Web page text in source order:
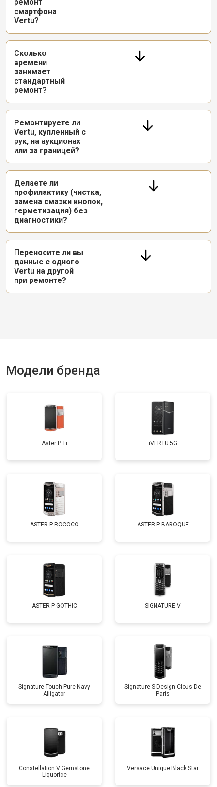
ремонт
смартфона
Vertu?
Сколько
времени
занимает
стандартный
ремонт?
Ремонтируете ли
Vertu, купленный с
рук, на аукционах
или за границей?
Делаете ли
профилактику (чистка,
замена смазки кнопок,
герметизация) без
диагностики?
Переносите ли вы
данные с одного
Vertu на другой
при ремонте?
Модели бренда
Aster P Ti iVERTU 5G
ASTER P ROCOCO ASTER P BAROQUE
ASTER P GOTHIC SIGNATURE V
Signature Touch Pure Navy
Alligator
Signature S Design Clous De
Paris
Constellation V Gemstone
Liquorice
Versace Unique Black Star